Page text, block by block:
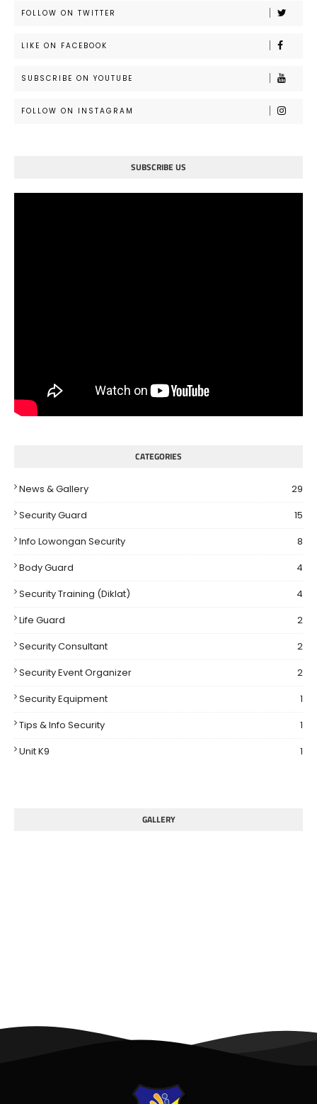
FOLLOW ON TWITTER
LIKE ON FACEBOOK
SUBSCRIBE ON YOUTUBE
FOLLOW ON INSTAGRAM
SUBSCRIBE US
CATEGORIES
News & Gallery
29
Security Guard
15
Info Lowongan Security
8
Body Guard
4
Security Training (Diklat)
4
Life Guard
2
Security Consultant
2
Security Event Organizer
2
Security Equipment
1
Tips & Info Security
1
Unit K9
1
GALLERY